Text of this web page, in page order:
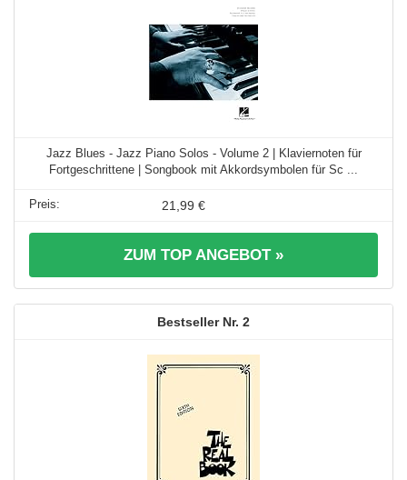
Jazz Blues - Jazz Piano Solos - Volume 2 | Klaviernoten für
Fortgeschrittene | Songbook mit Akkordsymbolen für Sc ...
21,99 €
ZUM TOP ANGEBOT »
2